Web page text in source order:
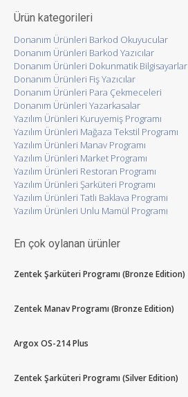
Ürün kategorileri
Donanım Ürünleri Barkod Okuyucular
Donanım Ürünleri Barkod Yazıcılar
Donanım Ürünleri Dokunmatik Bilgisayarlar
Donanım Ürünleri Fiş Yazıcılar
Donanım Ürünleri Para Çekmeceleri
Donanım Ürünleri Yazarkasalar
Yazılım Ürünleri Kuruyemiş Programı
Yazılım Ürünleri Mağaza Tekstil Programı
Yazılım Ürünleri Manav Programı
Yazılım Ürünleri Market Programı
Yazılım Ürünleri Restoran Programı
Yazılım Ürünleri Şarküteri Programı
Yazılım Ürünleri Tatlı Baklava Programı
Yazılım Ürünleri Unlu Mamül Programı
En çok oylanan ürünler
Zentek Şarküteri Programı (Bronze Edition)
Zentek Manav Programı (Bronze Edition)
Argox OS-214 Plus
Zentek Şarküteri Programı (Silver Edition)